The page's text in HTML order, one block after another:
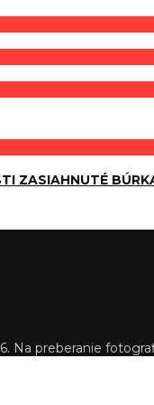
ZASIAHNUTÉ
Na preberanie